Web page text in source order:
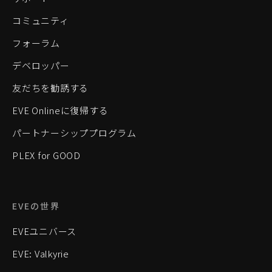
コミュニティ
フォーラム
デベロッパー
友だちを勧誘する
EVE Onlineに復帰する
パートナーシッププログラム
PLEX for GOOD
EVEの世界
EVEユニバース
EVE: Valkyrie